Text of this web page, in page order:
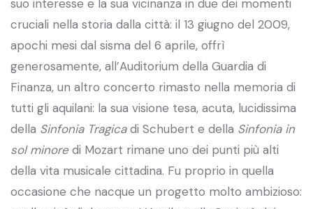
suo interesse e la sua vicinanza in due dei momenti
cruciali nella storia dalla città: il 13 giugno del 2009,
apochi mesi dal sisma del 6 aprile, offrì
generosamente, all’Auditorium della Guardia di
Finanza, un altro concerto rimasto nella memoria di
tutti gli aquilani: la sua visione tesa, acuta, lucidissima
della Sinfonia Tragicadi Schubert e della Sinfonia in
sol minoredi Mozart rimane uno dei punti più alti
della vita musicale cittadina. Fu proprio in quella
occasione che nacque un progetto molto ambizioso: